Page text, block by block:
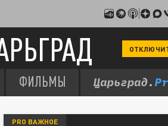
ФИЛЬМЫ
PRO ВАЖНОЕ